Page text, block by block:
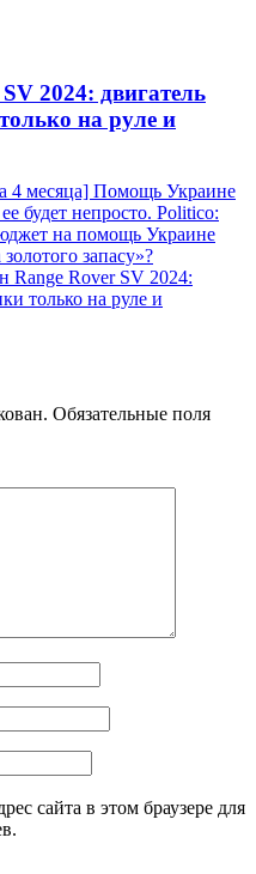
2024: двигатель
на руле и
4 месяца] Помощь Украине
будет непросто. Politico:
на помощь Украине
запасу»?
Range Rover SV 2024:
только на руле и
Обязательные поля
сайта в этом браузере для